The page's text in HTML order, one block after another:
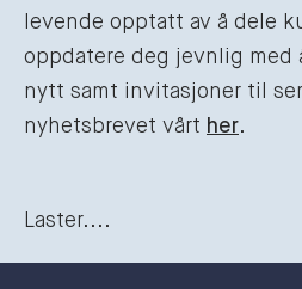
levende opptatt av å dele
oppdatere deg jevnlig med
nytt samt invitasjoner til
nyhetsbrevet vårt her.
Laster....